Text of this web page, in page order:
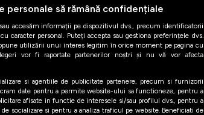
Termeni şi condiţii Politica de confidentialitate
personale să rămână confidențiale
accesăm informații pe dispozitivul dvs., precum identificatorii
caracter personal. Puteți accepta sau gestiona preferințele dvs.
utilizării unui interes legitim în orice moment pe pagina cu
vor fi raportate partenerilor noștri și nu vă vor afecta
si agentiile de publicitate partenere, precum si furnizorii
date pentru a permite website-ului sa functioneze, pentru a
afisate in functie de interesele si/sau profilul dvs., pentru a
socializare si pentru a analiza traficul pe website. Beneficiati de